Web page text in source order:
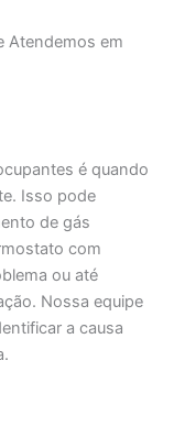
Atendemos em
é quando
Isso pode
de gás
com
ou até
Nossa equipe
a causa